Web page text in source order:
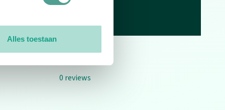
Alles toestaan
0 reviews